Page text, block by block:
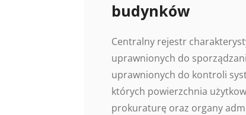
budynków
Centralny rejestr
uprawnionych do
uprawnionych do kontroli
których powierzchnia
prokuraturę oraz organy